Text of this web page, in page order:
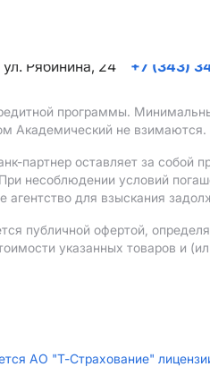
ул. Рябинина, 24
+7 (343)
программы.
Академический не взимаются.
партнер оставляет за собой
несоблюдении условий
для взыскания
публичной офертой,
указанных товаров и
АО "Т-Страхование"